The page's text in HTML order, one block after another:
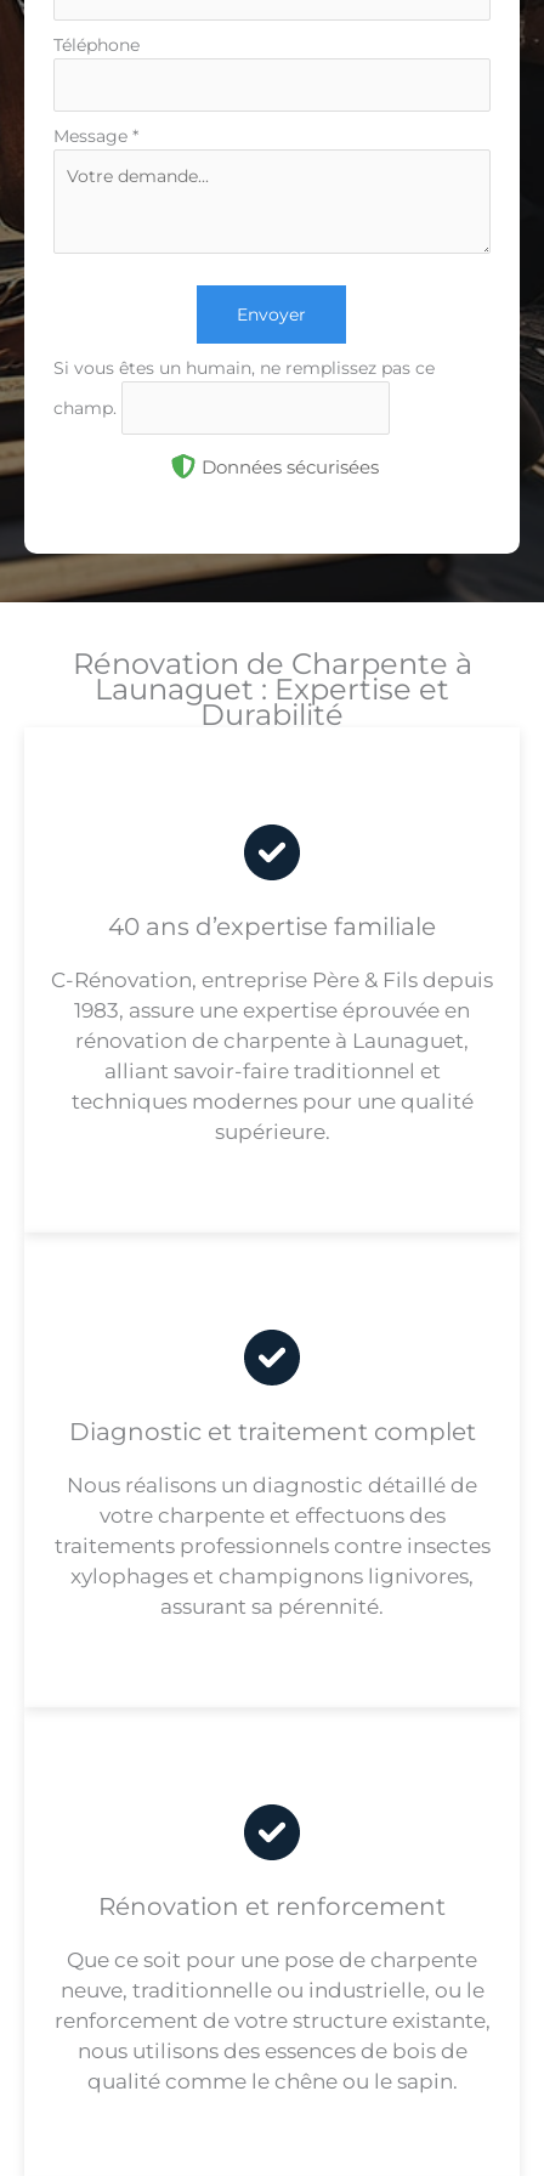
Téléphone
Message *
Envoyer
Si vous êtes un humain, ne remplissez pas ce
champ.
Données sécurisées
Rénovation de Charpente à
Launaguet : Expertise et
Durabilité
40 ans d’expertise familiale
C-Rénovation, entreprise Père & Fils depuis
1983, assure une expertise éprouvée en
rénovation de charpente à Launaguet,
alliant savoir-faire traditionnel et
techniques modernes pour une qualité
supérieure.
Diagnostic et traitement complet
Nous réalisons un diagnostic détaillé de
votre charpente et effectuons des
traitements professionnels contre insectes
xylophages et champignons lignivores,
assurant sa pérennité.
Rénovation et renforcement
Que ce soit pour une pose de charpente
neuve, traditionnelle ou industrielle, ou le
renforcement de votre structure existante,
nous utilisons des essences de bois de
qualité comme le chêne ou le sapin.